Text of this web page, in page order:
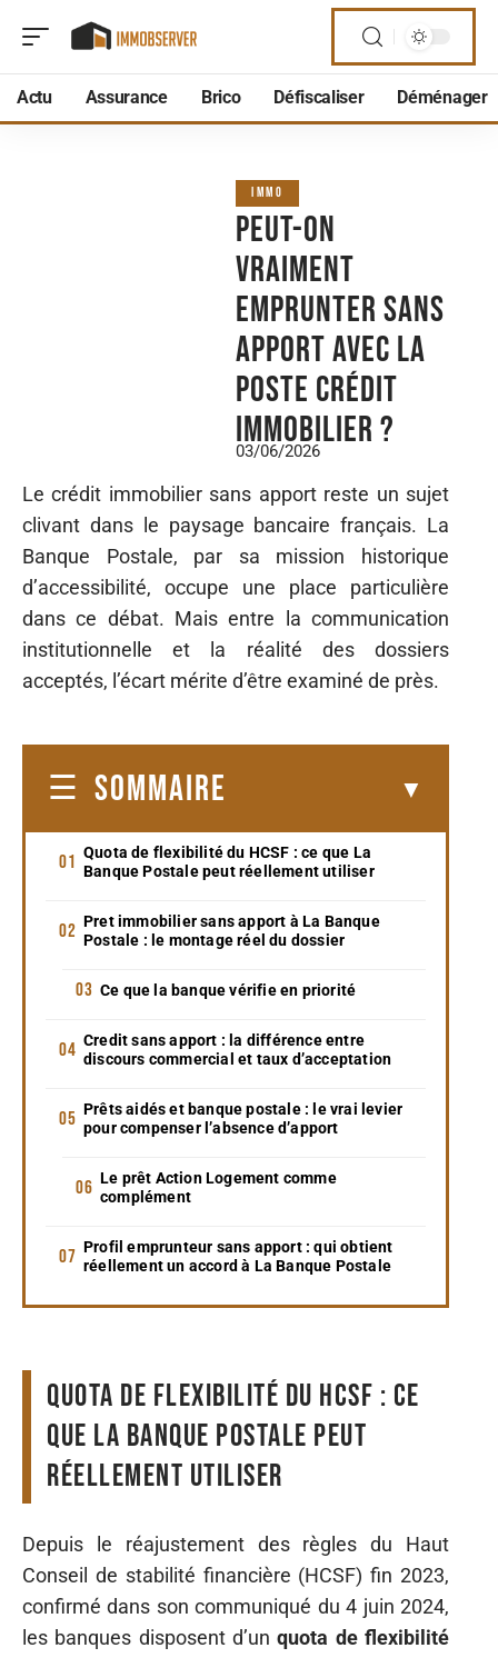
Actu Assurance Brico Défiscaliser Déménager
IMMO
Peut-on
vraiment
emprunter sans
apport avec la
poste crédit
immobilier ?
03/06/2026
Le crédit immobilier sans apport reste un sujet
clivant dans le paysage bancaire français. La
Banque Postale, par sa mission historique
d’accessibilité, occupe une place particulière
dans ce débat. Mais entre la communication
institutionnelle et la réalité des dossiers
acceptés, l’écart mérite d’être examiné de près.
SOMMAIRE
Quota de flexibilité du HCSF : ce que La
Banque Postale peut réellement utiliser
Pret immobilier sans apport à La Banque
Postale : le montage réel du dossier
Ce que la banque vérifie en priorité
Credit sans apport : la différence entre
discours commercial et taux d’acceptation
Prêts aidés et banque postale : le vrai levier
pour compenser l’absence d’apport
Le prêt Action Logement comme
complément
Profil emprunteur sans apport : qui obtient
réellement un accord à La Banque Postale
Quota de flexibilité du HCSF : ce
que La Banque Postale peut
réellement utiliser
Depuis le réajustement des règles du Haut
Conseil de stabilité financière (HCSF) fin 2023,
confirmé dans son communiqué du 4 juin 2024,
les banques disposent d’unquota de flexibilité